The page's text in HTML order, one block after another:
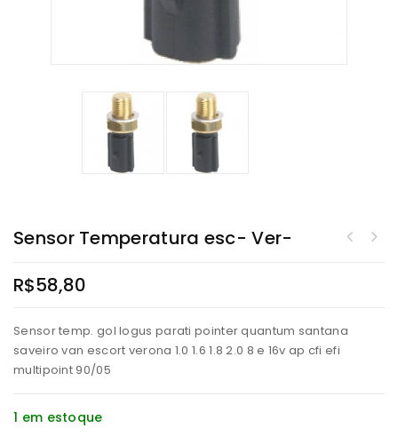
Sensor Temperatura esc- Ver-
R$58,80
Sensor temp. gol logus parati pointer quantum santana
saveiro van escort verona 1.0 1.6 1.8 2.0 8 e 16v ap cfi efi
multipoint 90/05
1 em estoque